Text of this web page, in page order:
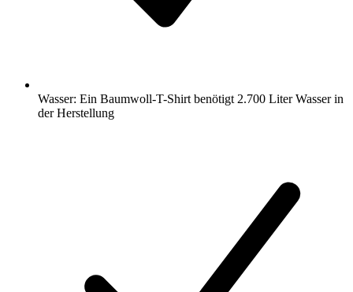
Wasser: Ein Baumwoll-T-Shirt benötigt 2.700 Liter Wasser in
der Herstellung